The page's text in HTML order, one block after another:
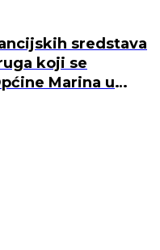
sredstava
koji se
Marina u